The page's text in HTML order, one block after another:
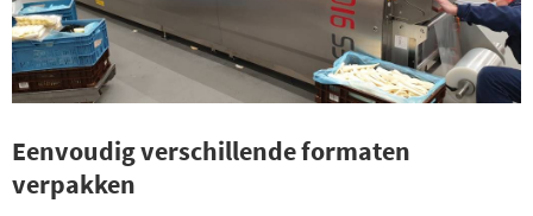
Eenvoudig verschillende formaten
verpakken